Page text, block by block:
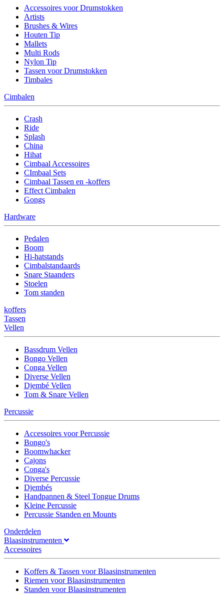
Accessoires voor Drumstokken
Artists
Brushes & Wires
Houten Tip
Mallets
Multi Rods
Nylon Tip
Tassen voor Drumstokken
Timbales
Cimbalen
Crash
Ride
Splash
China
Hihat
Cimbaal Accessoires
CImbaal Sets
Cimbaal Tassen en -koffers
Effect Cimbalen
Gongs
Hardware
Pedalen
Boom
Hi-hatstands
Cimbalstandaards
Snare Staanders
Stoelen
Tom standen
koffers
Tassen
Vellen
Bassdrum Vellen
Bongo Vellen
Conga Vellen
Diverse Vellen
Djembé Vellen
Tom & Snare Vellen
Percussie
Accessoires voor Percussie
Bongo's
Boomwhacker
Cajons
Conga's
Diverse Percussie
Djembés
Handpannen & Steel Tongue Drums
Kleine Percussie
Percussie Standen en Mounts
Onderdelen
Blaasinstrumenten
Accessoires
Koffers & Tassen voor Blaasinstrumenten
Riemen voor Blaasinstrumenten
Standen voor Blaasinstrumenten